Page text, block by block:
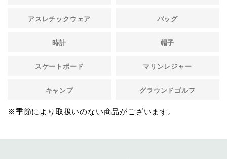
アスレチックウェア バッグ
時計 帽子
スケートボード マリンレジャー
キャンプ グラウンドゴルフ
※季節により取扱いのない商品がございます。